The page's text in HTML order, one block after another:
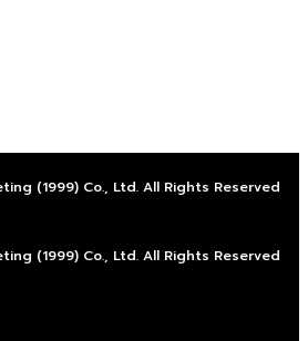
(1999) Co., Ltd. All Rights Reserved
(1999) Co., Ltd. All Rights Reserved